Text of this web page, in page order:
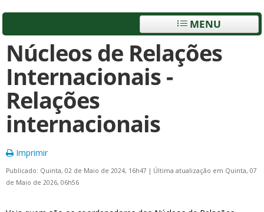
MENU
Núcleos de Relações
Internacionais -
Relações
internacionais
Imprimir
Publicado: Quinta, 02 de Maio de 2024, 16h47 | Última atualização em Quinta, 07
de Maio de 2026, 06h56